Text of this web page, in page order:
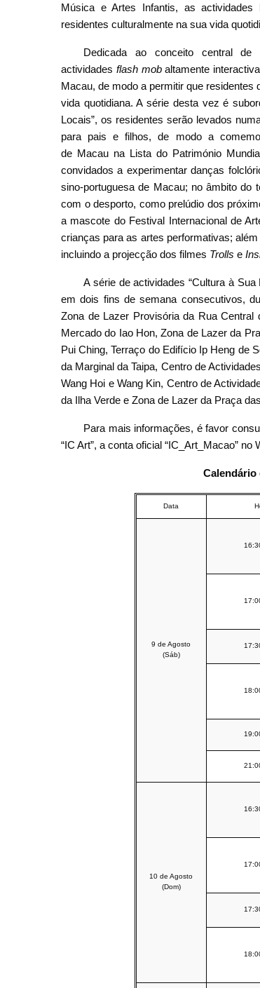
Música e Artes Infantis, as
residentes culturalmente na sua vida
Dedicada ao conceito central de
actividades flash mobaltamente
Macau, de modo a permitir que
vida quotidiana. A série desta vez é
Locais”, os residentes serão levados
para pais e filhos, de modo a
de Macau na Lista do Património
convidados a experimentar danças
sino-portuguesa de Macau; no âmbito do
com o desporto, como prelúdio dos
a mascote do Festival Internacional de
crianças para as artes performativas;
incluindo a projecção dos filmes Trolls e
A série de actividades “Cultura à
em dois fins de semana consecutivos,
Zona de Lazer Provisória da Rua
Mercado do Iao Hon, Zona de Lazer da
Pui Ching, Terraço do Edifício Ip Heng de
da Marginal da Taipa, Centro de
Wang Hoi e Wang Kin, Centro de
da Ilha Verde e Zona de Lazer da Praça
Para mais informações, é favor
“IC Art”, a conta oficial “IC_Art_Macao”
Calendário
Data
9 de Agosto
(Sáb)
10 de Agosto
(Dom)